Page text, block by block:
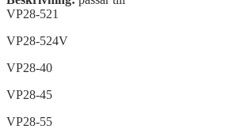
VP28-521
VP28-524V
VP28-40
VP28-45
VP28-55